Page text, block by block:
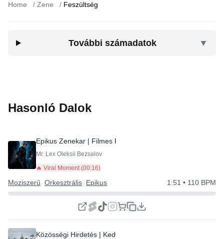
Home / Zene / Feszültség
További számadatok ▼
Hasonló Dalok
Epikus Zenekar | Filmes Feszültség | Drámai
Mr. Lex Oleksii Bezsalov
🔥 Viral Moment (00:16)
Moziszerű Orkesztrális Epikus 1:51 • 110 BPM
Közösségi Hirdetés | Kedves Történet